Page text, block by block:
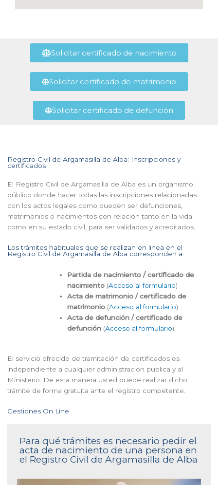
Solicitar certificado de nacimiento
Solicitar certificado de matrimonio
Solicitar certificado de defunción
Registro Civil de Argamasilla de Alba: Inscripciones y
certificados
El Registro Civil de Argamasilla de Alba es un organismo
público donde hacer todas las inscripciones relacionadas
con los actos legales como pueden ser defunciones,
matrimonios o nacimientos con relación tanto en la vida
como en su estado civil, para ser validados y acreditados.
Los trámites habituales que se realizan en linea en el
Registro Civil de Argamasilla de Alba corresponden a:
Partida de nacimiento / certificado de
nacimiento (Acceso al formulario)
Acta de matrimonio / certificado de
matrimonio (Acceso al formulario)
Acta de defunción / certificado de
defunción (Acceso al formulario)
El servicio ofrecido de tramitación de certificados es
independiente a cualquier administración publica y al
Ministerio. De esta manera usted puede realizar dicho
trámite de forma gratuita ante el registro competente.
Gestiones On Line
Para qué trámites es necesario pedir el
acta de nacimiento de una persona en
el Registro Civil de Argamasilla de Alba